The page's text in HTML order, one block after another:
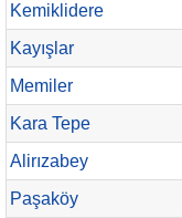
Kemiklidere
Kayışlar
Memiler
Kara Tepe
Alirızabey
Paşaköy